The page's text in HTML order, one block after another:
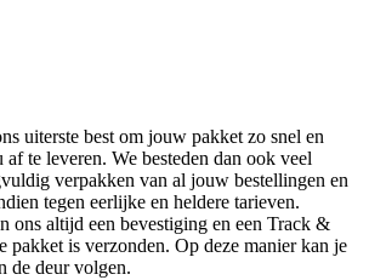
uiterste best om jouw pakket zo snel en
te leveren. We besteden dan ook veel
verpakken van al jouw bestellingen en
tegen eerlijke en heldere tarieven.
ons altijd een bevestiging en een Track &
pakket is verzonden. Op deze manier kan je
de deur volgen.